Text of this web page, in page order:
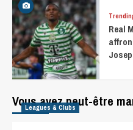
Real
Vous avez peut-être
Leagues & Clubs